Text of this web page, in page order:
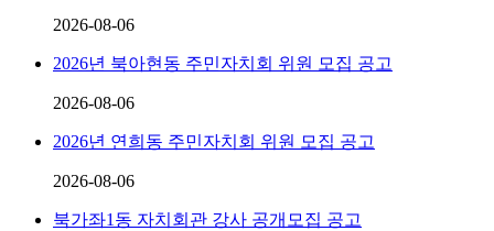
2026-08-06
2026년 북아현동 주민자치회 위원 모집 공고
2026-08-06
2026년 연희동 주민자치회 위원 모집 공고
2026-08-06
북가좌1동 자치회관 강사 공개모집 공고